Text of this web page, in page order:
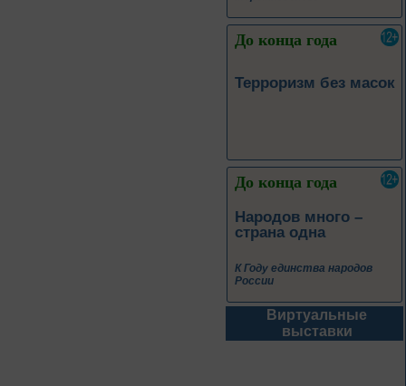
До конца года
Терроризм без масок
До конца года
Народов много –
страна одна
К Году единства народов
России
До конца года
Виртуальные
выставки